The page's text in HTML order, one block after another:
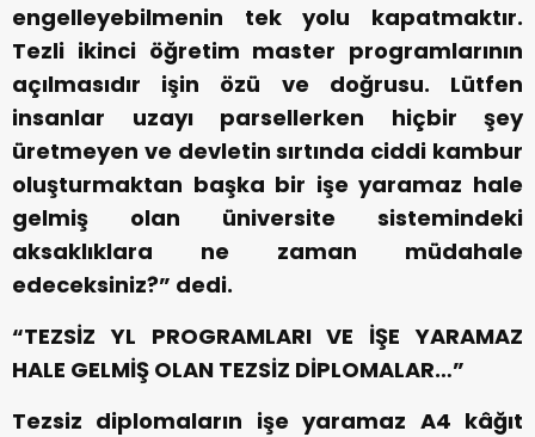
engelleyebilmenin tek yolu kapatmaktır.
Tezli ikinci öğretim master programlarının
açılmasıdır işin özü ve doğrusu. Lütfen
insanlar uzayı parsellerken hiçbir şey
üretmeyen ve devletin sırtında ciddi kambur
oluşturmaktan başka bir işe yaramaz hale
gelmiş olan üniversite sistemindeki
aksaklıklara ne zaman müdahale
edeceksiniz?” dedi.
“TEZSİZ YL PROGRAMLARI VE İŞE YARAMAZ
HALE GELMİŞ OLAN TEZSİZ DİPLOMALAR…”
Tezsiz diplomaların işe yaramaz A4 kâğıt